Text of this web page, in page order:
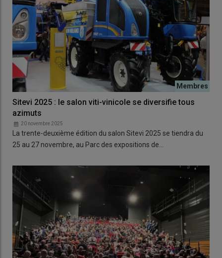
Sitevi 2025 : le salon viti-vinicole se diversifie tous
azimuts
20 novembre 2025
La trente-deuxième édition du salon Sitevi 2025 se tiendra du
25 au 27 novembre, au Parc des expositions de…